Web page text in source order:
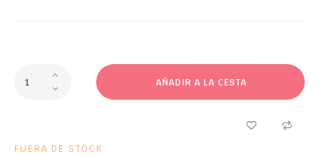
AÑADIR A LA CESTA
FUERA DE STOCK